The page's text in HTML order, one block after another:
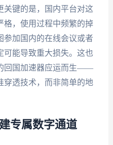
关键的是，国内平台对这
格，使用过程中频繁的掉
参加国内的在线会议或者
可能导致重大损失。这也
回国加速器应运而生——
穿透技术，而非简单的地
专属数字通道